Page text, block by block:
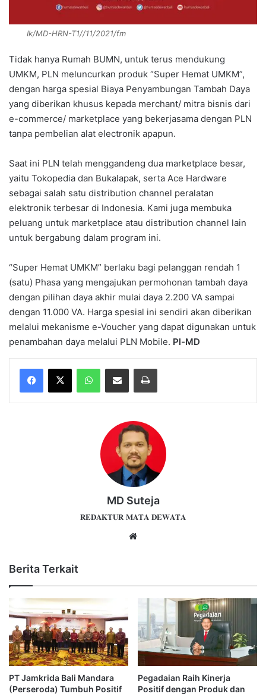
Ik/MD-HRN-T1//11/2021/fm
Tidak hanya Rumah BUMN, untuk terus mendukung
UMKM, PLN meluncurkan produk “Super Hemat UMKM”,
dengan harga spesial Biaya Penyambungan Tambah Daya
yang diberikan khusus kepada merchant/ mitra bisnis dari
e-commerce/ marketplace yang bekerjasama dengan PLN
tanpa pembelian alat electronik apapun.
Saat ini PLN telah menggandeng dua marketplace besar,
yaitu Tokopedia dan Bukalapak, serta Ace Hardware
sebagai salah satu distribution channel peralatan
elektronik terbesar di Indonesia. Kami juga membuka
peluang untuk marketplace atau distribution channel lain
untuk bergabung dalam program ini.
“Super Hemat UMKM” berlaku bagi pelanggan rendah 1
(satu) Phasa yang mengajukan permohonan tambah daya
dengan pilihan daya akhir mulai daya 2.200 VA sampai
dengan 11.000 VA. Harga spesial ini sendiri akan diberikan
melalui mekanisme e-Voucher yang dapat digunakan untuk
penambahan daya melalui PLN Mobile. Pl-MD
WhatsAppShare via Email Print
MD Suteja
𝐑𝐄𝐃𝐀𝐊𝐓𝐔𝐑 𝐌𝐀𝐓𝐀 𝐃𝐄𝐖𝐀𝐓𝐀
Berita Terkait
PT Jamkrida Bali Mandara
(Perseroda) Tumbuh Positif
Pegadaian Raih Kinerja
Positif dengan Produk dan